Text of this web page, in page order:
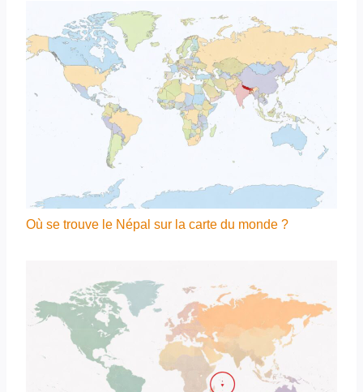
Où se trouve le Népal sur la carte du monde ?